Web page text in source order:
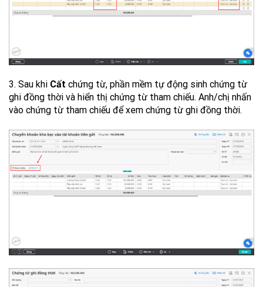
3. Sau khi Cất chứng từ, phần mềm tự động sinh chứng từ
ghi đồng thời và hiển thị chứng từ tham chiếu. Anh/chị nhấn
vào chứng từ tham chiếu để xem chứng từ ghi đồng thời.